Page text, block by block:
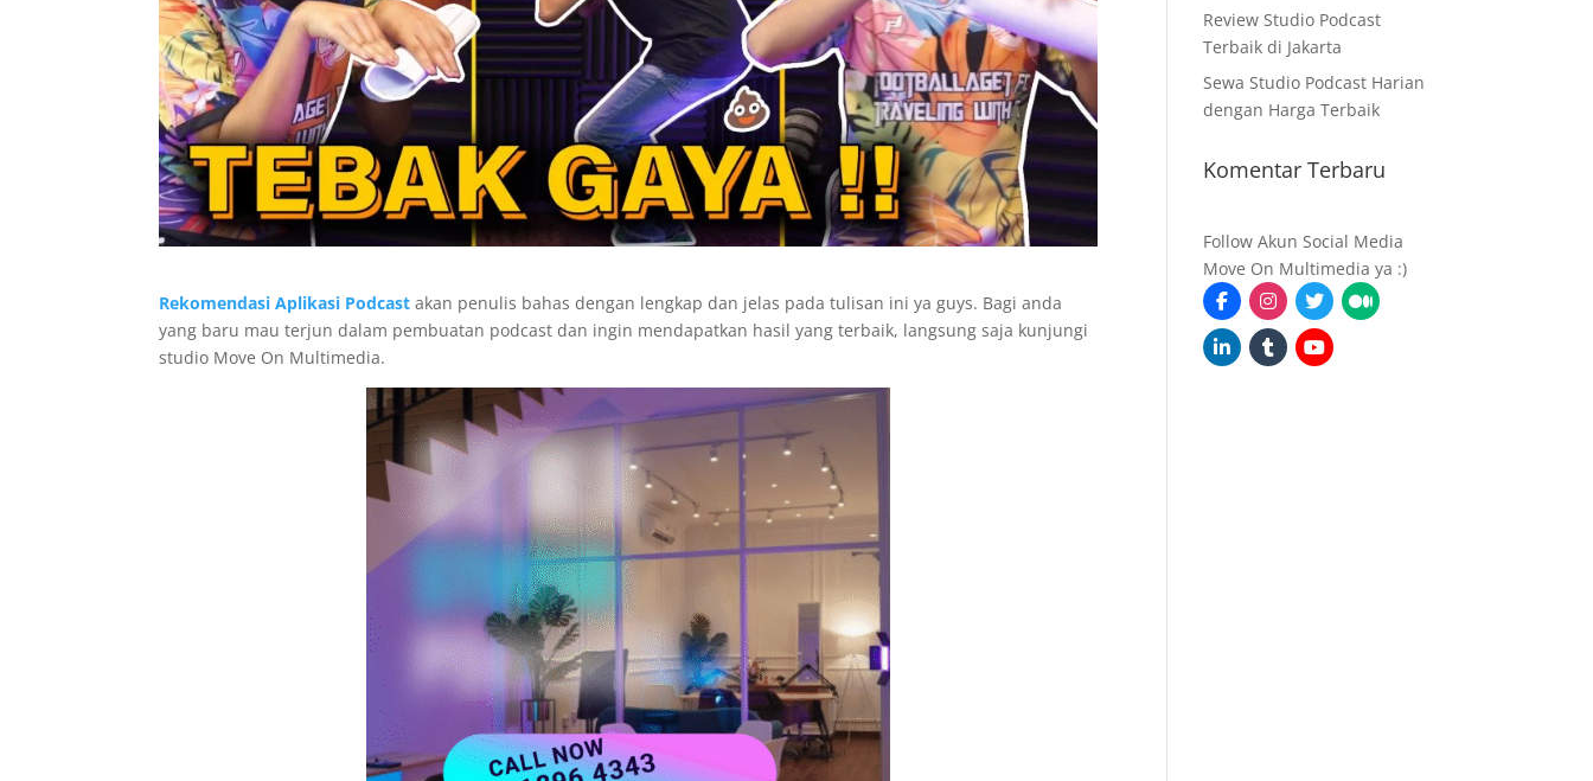
Rekomendasi Aplikasi Podcast akan penulis bahas dengan lengkap dan jelas pada tulisan ini ya guys. Bagi anda
yang baru mau terjun dalam pembuatan podcast dan ingin mendapatkan hasil yang terbaik, langsung saja kunjungi
studio Move On Multimedia.
Review Studio Podcast
Terbaik di Jakarta
Sewa Studio Podcast Harian
dengan Harga Terbaik
Komentar Terbaru
Follow Akun Social Media
Move On Multimedia ya :)